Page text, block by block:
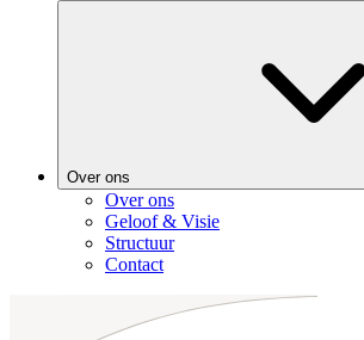
Over ons
Over ons
Geloof & Visie
Structuur
Contact